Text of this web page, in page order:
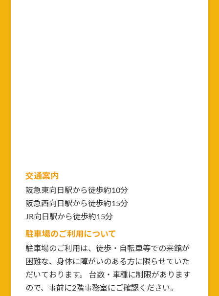
交通案内
阪急東向日駅から徒歩約10分
阪急西向日駅から徒歩約15分
JR向日駅から徒歩約15分
駐車場のご利用について
駐車場のご利用は、徒歩・自転車等での来館が
困難な、身体に障がいのある方に限らせていた
だいております。 台数・車種に制限があります
ので、事前に2階事務室にご確認ください。